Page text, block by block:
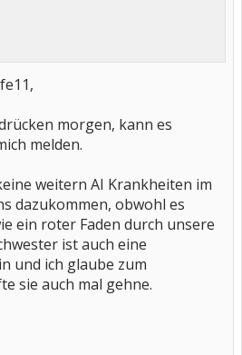
morgen, kann es
melden.
weitern AI Krankheiten im
dazukommen, obwohl es
ein roter Faden durch unsere
ist auch eine
und ich glaube zum
sie auch mal gehne.